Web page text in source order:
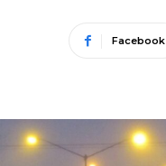
Facebook